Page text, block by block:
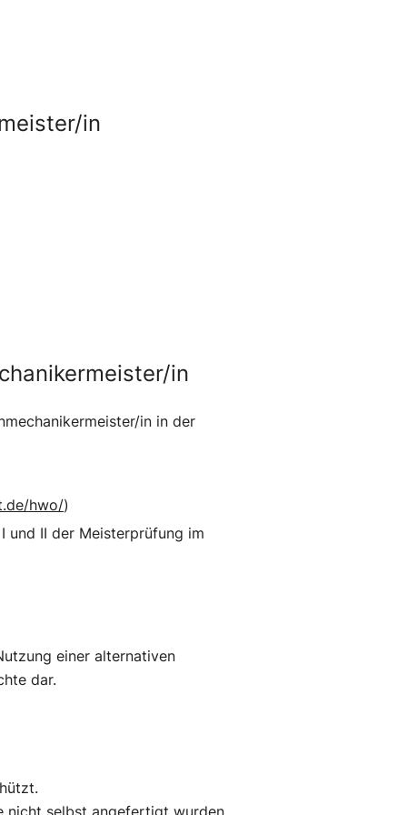
in
in
in in der
hwo/)
und II der Meisterprüfung im
einer alternativen
dar.
nicht selbst angefertigt wurden.